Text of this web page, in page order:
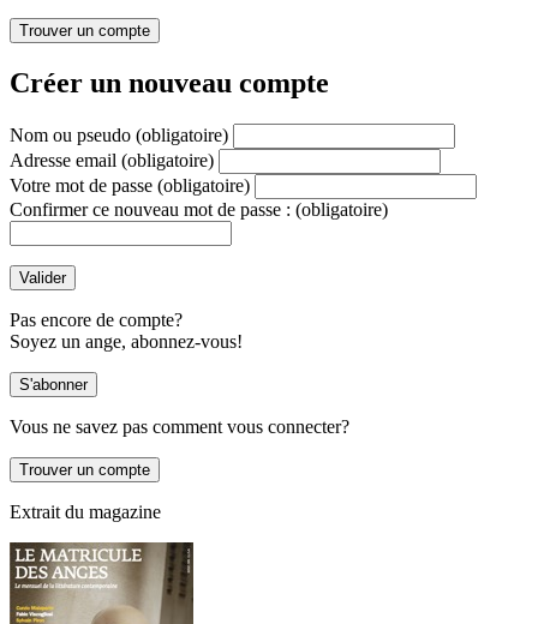
Créer un nouveau compte
Nom ou pseudo (obligatoire)
Adresse email (obligatoire)
Votre mot de passe (obligatoire)
Confirmer ce nouveau mot de passe : (obligatoire)
Pas encore de compte?
Soyez un ange, abonnez-vous!
Vous ne savez pas comment vous connecter?
Extrait du magazine